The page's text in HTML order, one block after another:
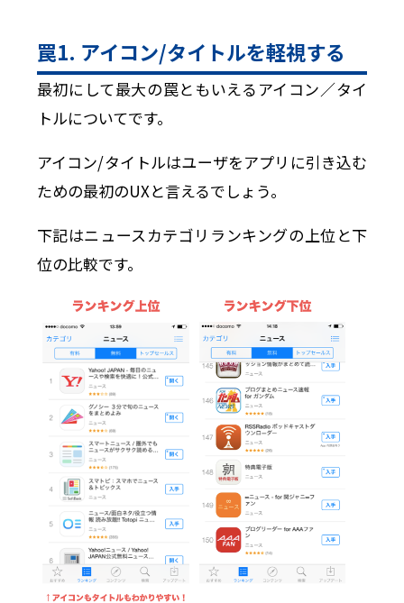
罠1. アイコン/タイトルを軽視する
最初にして最大の罠ともいえるアイコン／タイ
トルについてです。
アイコン/タイトルはユーザをアプリに引き込む
ための最初のUXと言えるでしょう。
下記はニュースカテゴリランキングの上位と下
位の比較です。